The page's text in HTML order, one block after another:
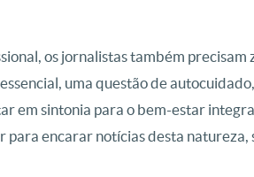
os jornalistas também
essencial, uma questão de
em sintonia para o bem-estar
para encarar notícias desta natureza,